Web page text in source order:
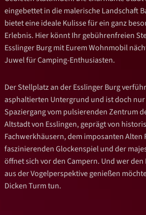
eingebettet in die malerische Landschaft
bietet eine ideale Kulisse für ein ganz
Erlebnis. Hier könnt Ihr gebührenfreien
Esslinger Burg mit Eurem Wohnmobil
Juwel für Camping-Enthusiasten.
Der Stellplatz an der Esslinger Burg
asphaltierten Untergrund und ist doch
Spaziergang vom pulsierenden Zentrum
Altstadt von Esslingen, geprägt von
Fachwerkhäusern, dem imposanten Alten
faszinierenden Glockenspiel und der
öffnet sich vor den Campern. Und wer
aus der Vogelperspektive genießen
Dicken Turm tun.